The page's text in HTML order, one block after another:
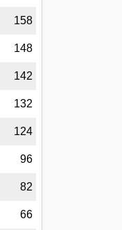
158
148
142
132
124
96
82
66